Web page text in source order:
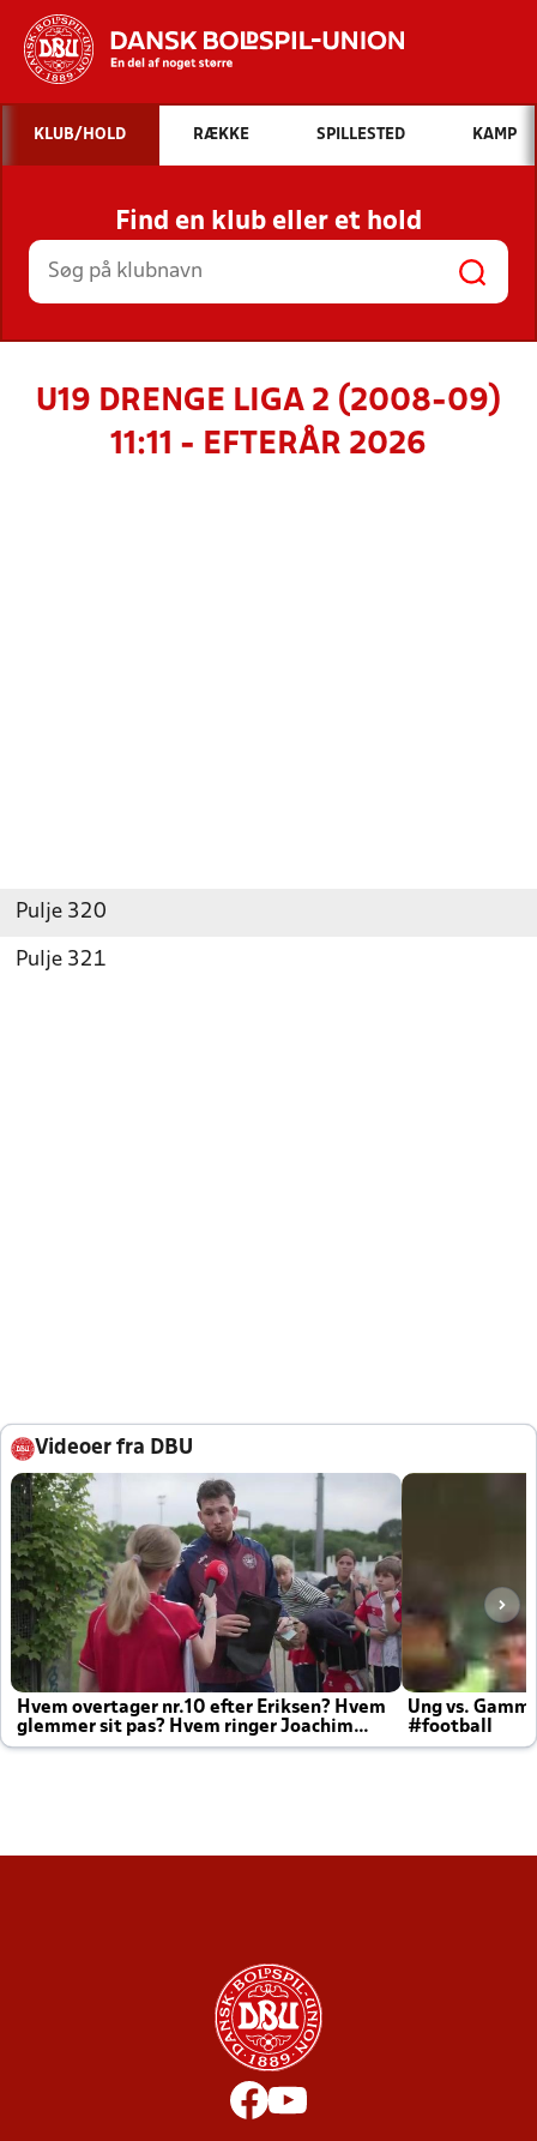
Hvad vil du søge efter?
INDHOLD OG NYHEDER
STILLINGER, RESULTATER, KLUBBER OG
HOLD
KLUB/HOLD RÆKKE SPILLESTED KAMP
Find en klub eller et hold
U19 DRENGE LIGA 2 (2008-09)
11:11 - EFTERÅR 2026
Pulje 320
Pulje 321
Videoer fra DBU
Hvem overtager nr.10 efter Eriksen? Hvem
glemmer sit pas? Hvem ringer Joachim
altid til efter kampe?
Ung vs.
#football